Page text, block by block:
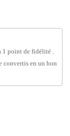
1 point de fidélité.
convertis en un bon